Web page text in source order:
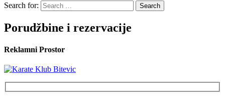
Search for:
Porudžbine i rezervacije
Reklamni Prostor